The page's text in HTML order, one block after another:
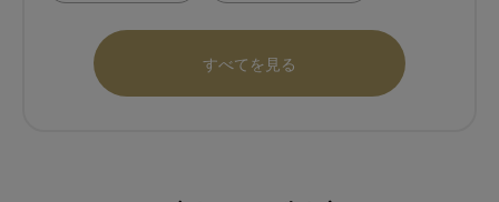
お悩み相談室 動画 書籍
book
すべてを見る